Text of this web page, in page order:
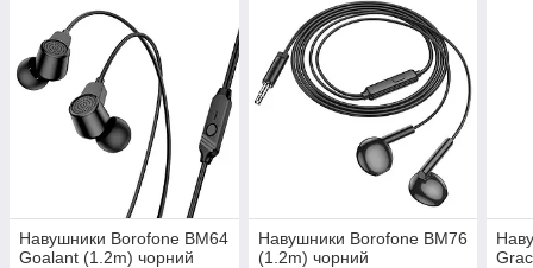
Навушники Borofone BM64
Goalant (1.2m) чорний
Навушники Borofone BM76
(1.2m) чорний